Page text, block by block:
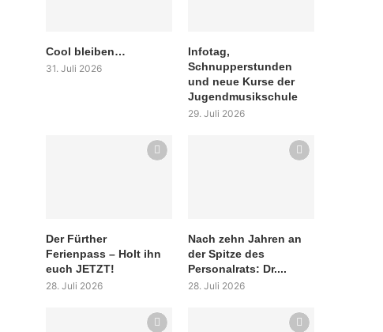
Cool bleiben…
31. Juli 2026
Infotag,
Schnupperstunden
und neue Kurse der
Jugendmusikschule
29. Juli 2026
Der Fürther
Ferienpass – Holt ihn
euch JETZT!
28. Juli 2026
Nach zehn Jahren an
der Spitze des
Personalrats: Dr....
28. Juli 2026